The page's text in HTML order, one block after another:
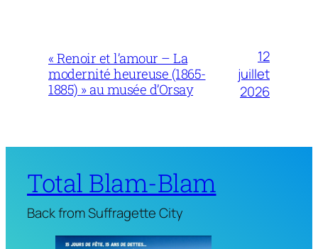
« Renoir et l’amour – La
modernité heureuse (1865-
1885) » au musée d’Orsay
12
juillet
2026
Total Blam-Blam
Back from Suffragette City